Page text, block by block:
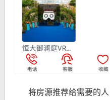
将房源推荐给需要的